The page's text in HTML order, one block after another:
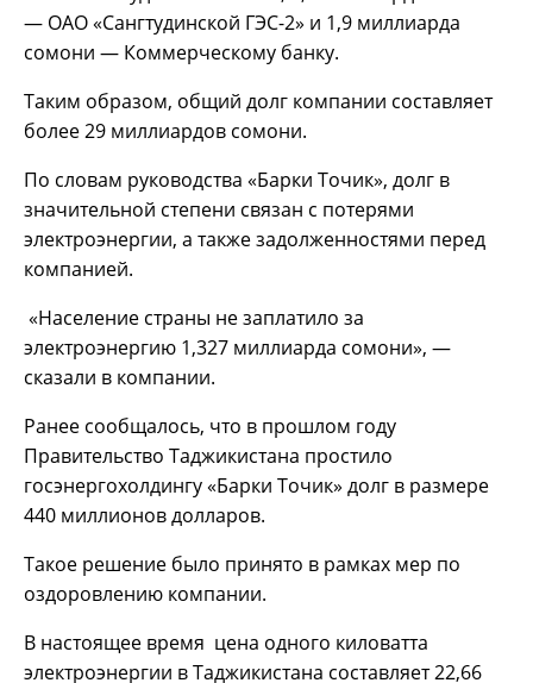
— ОАО «Сангтудинской ГЭС-2» и 1,9 миллиарда
сомони — Коммерческому банку.
Таким образом, общий долг компании составляет
более 29 миллиардов сомони.
По словам руководства «Барки Точик», долг в
значительной степени связан с потерями
электроэнергии, а также задолженностями перед
компанией.
«Население страны не заплатило за
электроэнергию 1,327 миллиарда сомони», —
сказали в компании.
Ранее сообщалось, что в прошлом году
Правительство Таджикистана простило
госэнергохолдингу «Барки Точик» долг в размере
440 миллионов долларов.
Такое решение было принято в рамках мер по
оздоровлению компании.
В настоящее время цена одного киловатта
электроэнергии в Таджикистана составляет 22,66